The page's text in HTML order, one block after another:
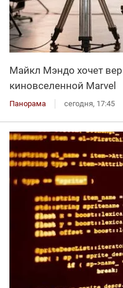
Майкл Мэндо хочет
киновселенной Marvel
Панорама сегодня, 17:45